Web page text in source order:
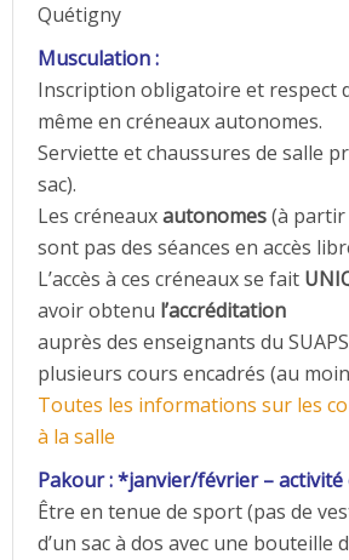
Quétigny
Musculation :
Inscription obligatoire et respect
même en créneaux autonomes.
Serviette et chaussures de salle
sac).
Les créneauxautonomes(à partir
sont pas des séances en accès
L’accès à ces créneaux se fait
avoir obtenu l’accréditation
auprès des enseignants du
plusieurs cours encadrés (au
Toutes les informations sur les
à la salle
Pakour : *janvier/février – activité
Être en tenue de sport (pas de
d’un sac à dos avec une bouteille